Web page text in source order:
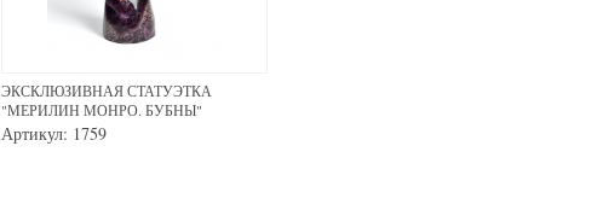
ЭКСКЛЮЗИВНАЯ СТАТУЭТКА
"МЕРИЛИН МОНРО. БУБНЫ"
Артикул: 1759